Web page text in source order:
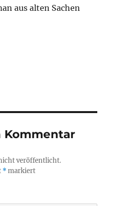
aus alten Sachen
Kommentar
veröffentlicht.
*markiert